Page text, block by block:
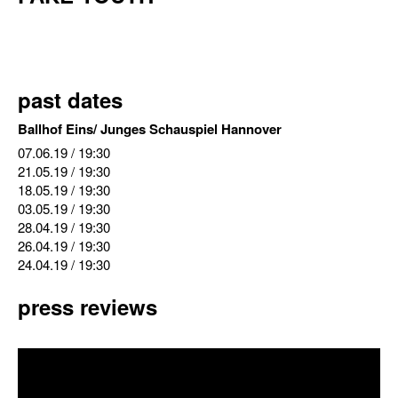
past dates
Ballhof Eins/ Junges Schauspiel Hannover
07.06.19/ 19:30
21.05.19/ 19:30
18.05.19/ 19:30
03.05.19/ 19:30
28.04.19/ 19:30
26.04.19/ 19:30
24.04.19/ 19:30
press reviews